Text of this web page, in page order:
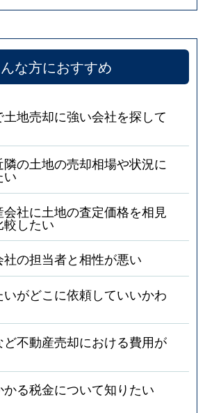
な方におすすめ
地売却に強い会社を探して
の土地の売却相場や状況に
い
社に土地の査定価格を相見
較したい
の担当者と相性が悪い
いがどこに依頼していいかわ
不動産売却における費用が
かる税金について知りたい